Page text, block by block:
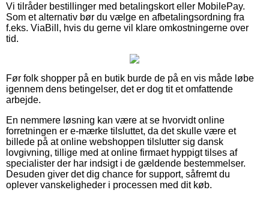
Vi tilråder bestillinger med betalingskort eller MobilePay.
Som et alternativ bør du vælge en afbetalingsordning fra
f.eks. ViaBill, hvis du gerne vil klare omkostningerne over
tid.
Før folk shopper på en butik burde de på en vis måde løbe
igennem dens betingelser, det er dog tit et omfattende
arbejde.
En nemmere løsning kan være at se hvorvidt online
forretningen er e-mærke tilsluttet, da det skulle være et
billede på at online webshoppen tilslutter sig dansk
lovgivning, tillige med at online firmaet hyppigt tilses af
specialister der har indsigt i de gældende bestemmelser.
Desuden giver det dig chance for support, såfremt du
oplever vanskeligheder i processen med dit køb.